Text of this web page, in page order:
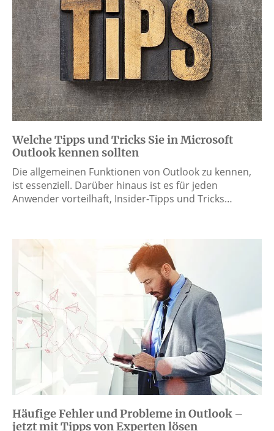
Welche Tipps und Tricks Sie in Microsoft
Outlook kennen sollten
Die allgemeinen Funktionen von Outlook zu kennen,
ist essenziell. Darüber hinaus ist es für jeden
Anwender vorteilhaft, Insider-Tipps und Tricks…
Häufige Fehler und Probleme in Outlook –
jetzt mit Tipps von Experten lösen